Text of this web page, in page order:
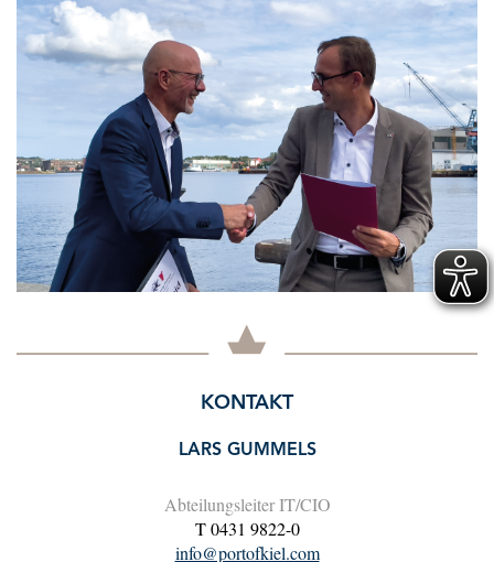
KONTAKT
LARS GUMMELS
Abteilungsleiter IT/CIO
T 0431 9822-0
info@portofkiel.com